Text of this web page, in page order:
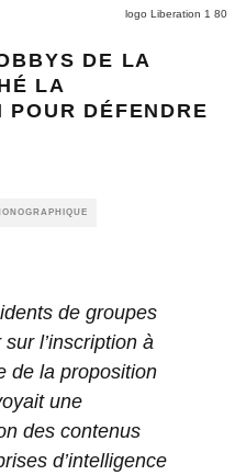
logo Liberation 1 80
DE LA
LA
DÉFENDRE
de groupes
l’inscription à
de la proposition
une
des contenus
d’intelligence